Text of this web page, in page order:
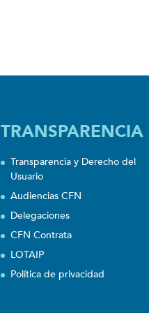
TRANSPARENCIA
Transparencia y Derecho del
Usuario
Audiencias CFN
Delegaciones
CFN Contrata
LOTAIP
Política de privacidad